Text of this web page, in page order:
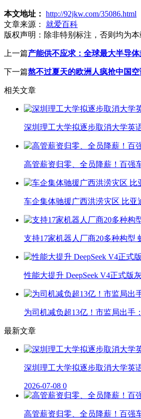
本文地址： http://92jkw.com/35086.html
文章来源：
就爱百科
版权声明： 除非特别标注，否则均为
上一篇产能供不应求：全球最大半导体
下一篇熬不过夏天的欧洲人疯抢中国
相关文章
深圳理工大学拟逐步取消大学英
高管薪资归零、全员降薪！百强
车企集体驰援广西洪涝灾区 比亚
支持17家机器人厂商20多种构型
性能大提升 DeepSeek V4正式版
为司机减负超13亿！市监局出手
最新文章
深圳理工大学拟逐步取消大学英
2026-07-08 0
高管薪资归零、全员降薪！百强